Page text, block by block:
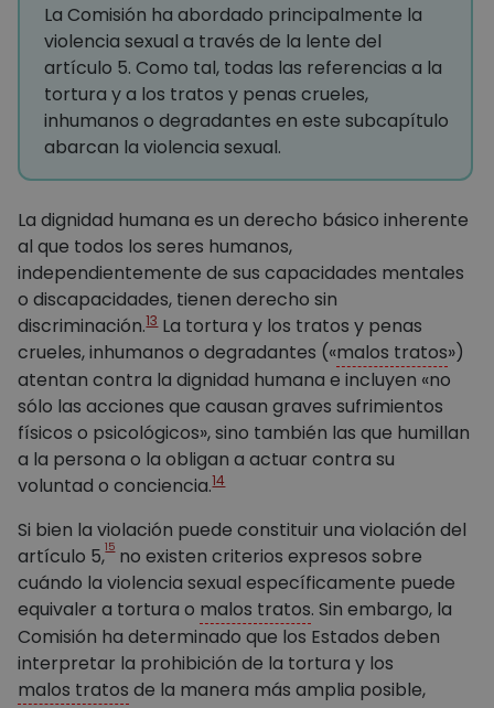
La Comisión ha abordado principalmente la
violencia sexual a través de la lente del
artículo 5. Como tal, todas las referencias a la
tortura y a los tratos y penas crueles,
inhumanos o degradantes en este subcapítulo
abarcan la violencia sexual.
La dignidad humana es un derecho básico inherente
al que todos los seres humanos,
independientemente de sus capacidades mentales
o discapacidades, tienen derecho sin
discriminación.13La tortura y los tratos y penas
crueles, inhumanos o degradantes («malos tratos»)
atentan contra la dignidad humana e incluyen «no
sólo las acciones que causan graves sufrimientos
físicos o psicológicos», sino también las que humillan
a la persona o la obligan a actuar contra su
voluntad o conciencia.14
Si bien la violación puede constituir una violación del
artículo 5,15no existen criterios expresos sobre
cuándo la violencia sexual específicamente puede
equivaler a tortura o malos tratos. Sin embargo, la
Comisión ha determinado que los Estados deben
interpretar la prohibición de la tortura y los
malos tratos de la manera más amplia posible,